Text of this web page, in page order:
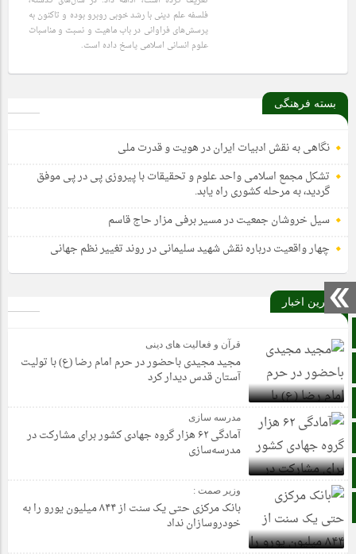
آپارات
اینستاگرام
اطلاعات سایت
زبان انگلیسی
زبان عربی
فلسفه علم دینی با رشد خوبی روبرو بوده و تاکنون به
پرسش‌های فراوانی در باب ماهیت و نسبت و مناسبات
علوم انسانی اسلامی پاسخ داده است.
بسته فرهنگی
نگاهی به نقش ادبیات ایران در هویت و قدرت ملی
تشکل مجمع اسلامی واحد علوم و تحقیقات با پیروزی پی در پی موفق
گردید، به مرحله کشوری راه یابد.
سیل خروشان جمعیت در مسیر برفی مزار حاج قاسم
چهار واقعیت درباره نقش شهید سلیمانی در روند تغییر نظم جهانی
آخرین اخبار
قرآن و فعالیت های دینی
مجید مجیدی باحضور در حرم امام رضا (ع) با تولیت
آستان قدس دیدار کرد
مدرسه سازی
آمادگی ۶۲ هزار گروه جهادی کشور برای مشارکت در
مدرسه‌سازی
وزیر صمت :
بانک مرکزی حتی یک سنت از ۸۴۴ میلیون یورو را به
خودروسازان نداد